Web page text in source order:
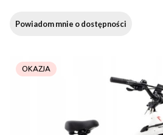
Powiadom mnie o dostępności
OKAZJA